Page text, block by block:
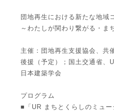
団地再生における新たな地域
～わたしが関わり繋がる・ま
主催：団地再生支援協会、共
後援（予定）；国土交通省、
日本建築学会
プログラム
■「UR まちとくらしのミュー